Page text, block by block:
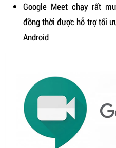
Google Meet chạy rất
đồng thời được hỗ trợ tối
Android